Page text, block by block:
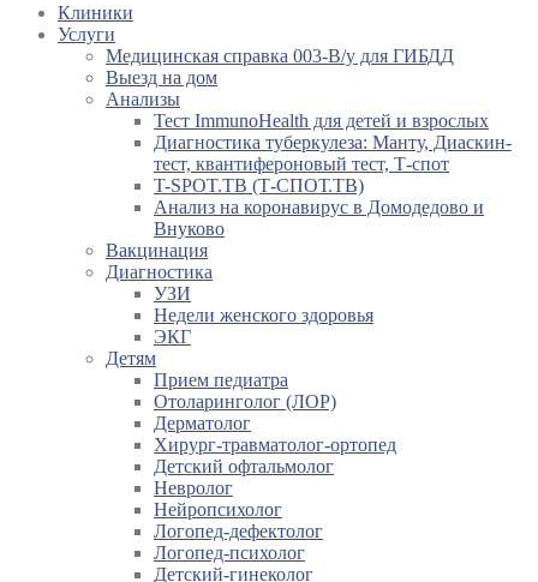
Клиники
Услуги
Медицинская справка 003-В/у для ГИБДД
Выезд на дом
Анализы
Тест ImmunoHealth для детей и взрослых
Диагностика туберкулеза: Манту, Диаскин-
тест, квантифероновый тест, Т-спот
T-SPOT.TB (Т-СПОТ.ТВ)
Анализ на коронавирус в Домодедово и
Внуково
Вакцинация
Диагностика
УЗИ
Недели женского здоровья
ЭКГ
Детям
Прием педиатра
Отоларинголог (ЛОР)
Дерматолог
Хирург-травматолог-ортопед
Детский офтальмолог
Невролог
Нейропсихолог
Логопед-дефектолог
Логопед-психолог
Детский-гинеколог